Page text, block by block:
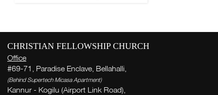
CHRISTIAN FELLOWSHIP CHURCH
Office
#69-71, Paradise Enclave, Bellahalli,
(Behind Supertech Micasa Apartment)
Kannur - Kogilu (Airport Link Road),